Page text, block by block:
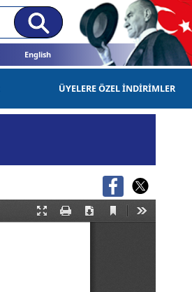
English
ÜYELERE ÖZEL İNDİRİMLER